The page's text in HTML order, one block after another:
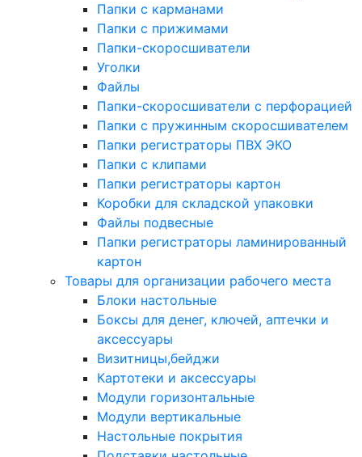
Папки с карманами
Папки с прижимами
Папки-скоросшиватели
Уголки
Файлы
Папки-скоросшиватели с перфорацией
Папки с пружинным скоросшивателем
Папки регистраторы ПВХ ЭКО
Папки с клипами
Папки регистраторы картон
Коробки для складской упаковки
Файлы подвесные
Папки регистраторы ламинированный
картон
Товары для организации рабочего места
Блоки настольные
Боксы для денег, ключей, аптечки и
аксессуары
Визитницы,бейджи
Картотеки и аксессуары
Модули горизонтальные
Модули вертикальные
Настольные покрытия